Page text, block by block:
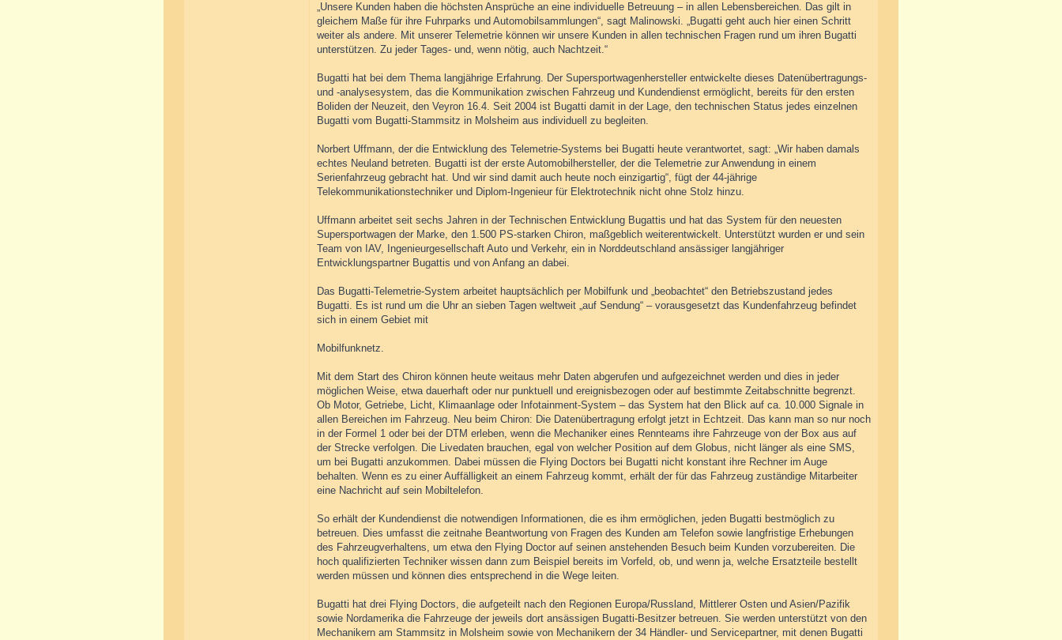
„Unsere Kunden haben die höchsten Ansprüche an eine individuelle Betreuung – in allen Lebensbereichen. Das gilt in
gleichem Maße für ihre Fuhrparks und Automobilsammlungen“, sagt Malinowski. „Bugatti geht auch hier einen Schritt
weiter als andere. Mit unserer Telemetrie können wir unsere Kunden in allen technischen Fragen rund um ihren Bugatti
unterstützen. Zu jeder Tages- und, wenn nötig, auch Nachtzeit.“
Bugatti hat bei dem Thema langjährige Erfahrung. Der Supersportwagenhersteller entwickelte dieses Datenübertragungs-
und -analysesystem, das die Kommunikation zwischen Fahrzeug und Kundendienst ermöglicht, bereits für den ersten
Boliden der Neuzeit, den Veyron 16.4. Seit 2004 ist Bugatti damit in der Lage, den technischen Status jedes einzelnen
Bugatti vom Bugatti-Stammsitz in Molsheim aus individuell zu begleiten.
Norbert Uffmann, der die Entwicklung des Telemetrie-Systems bei Bugatti heute verantwortet, sagt: „Wir haben damals
echtes Neuland betreten. Bugatti ist der erste Automobilhersteller, der die Telemetrie zur Anwendung in einem
Serienfahrzeug gebracht hat. Und wir sind damit auch heute noch einzigartig“, fügt der 44-jährige
Telekommunikationstechniker und Diplom-Ingenieur für Elektrotechnik nicht ohne Stolz hinzu.
Uffmann arbeitet seit sechs Jahren in der Technischen Entwicklung Bugattis und hat das System für den neuesten
Supersportwagen der Marke, den 1.500 PS-starken Chiron, maßgeblich weiterentwickelt. Unterstützt wurden er und sein
Team von IAV, Ingenieurgesellschaft Auto und Verkehr, ein in Norddeutschland ansässiger langjähriger
Entwicklungspartner Bugattis und von Anfang an dabei.
Das Bugatti-Telemetrie-System arbeitet hauptsächlich per Mobilfunk und „beobachtet“ den Betriebszustand jedes
Bugatti. Es ist rund um die Uhr an sieben Tagen weltweit „auf Sendung“ – vorausgesetzt das Kundenfahrzeug befindet
sich in einem Gebiet mit
Mobilfunknetz.
Mit dem Start des Chiron können heute weitaus mehr Daten abgerufen und aufgezeichnet werden und dies in jeder
möglichen Weise, etwa dauerhaft oder nur punktuell und ereignisbezogen oder auf bestimmte Zeitabschnitte begrenzt.
Ob Motor, Getriebe, Licht, Klimaanlage oder Infotainment-System – das System hat den Blick auf ca. 10.000 Signale in
allen Bereichen im Fahrzeug. Neu beim Chiron: Die Datenübertragung erfolgt jetzt in Echtzeit. Das kann man so nur noch
in der Formel 1 oder bei der DTM erleben, wenn die Mechaniker eines Rennteams ihre Fahrzeuge von der Box aus auf
der Strecke verfolgen. Die Livedaten brauchen, egal von welcher Position auf dem Globus, nicht länger als eine SMS,
um bei Bugatti anzukommen. Dabei müssen die Flying Doctors bei Bugatti nicht konstant ihre Rechner im Auge
behalten. Wenn es zu einer Auffälligkeit an einem Fahrzeug kommt, erhält der für das Fahrzeug zuständige Mitarbeiter
eine Nachricht auf sein Mobiltelefon.
So erhält der Kundendienst die notwendigen Informationen, die es ihm ermöglichen, jeden Bugatti bestmöglich zu
betreuen. Dies umfasst die zeitnahe Beantwortung von Fragen des Kunden am Telefon sowie langfristige Erhebungen
des Fahrzeugverhaltens, um etwa den Flying Doctor auf seinen anstehenden Besuch beim Kunden vorzubereiten. Die
hoch qualifizierten Techniker wissen dann zum Beispiel bereits im Vorfeld, ob, und wenn ja, welche Ersatzteile bestellt
werden müssen und können dies entsprechend in die Wege leiten.
Bugatti hat drei Flying Doctors, die aufgeteilt nach den Regionen Europa/Russland, Mittlerer Osten und Asien/Pazifik
sowie Nordamerika die Fahrzeuge der jeweils dort ansässigen Bugatti-Besitzer betreuen. Sie werden unterstützt von den
Mechanikern am Stammsitz in Molsheim sowie von Mechanikern der 34 Händler- und Servicepartner, mit denen Bugatti